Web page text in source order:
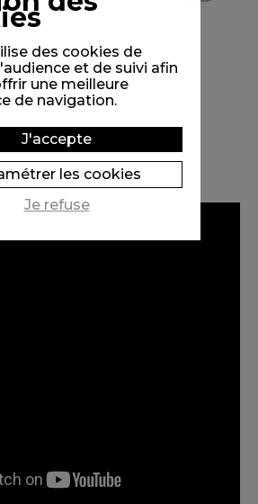
des cookies de
et de suivi afin
une meilleure
de navigation.
J'accepte
les cookies
Je refuse